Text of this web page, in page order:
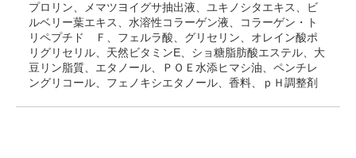
プロリン、メマツヨイグサ抽出液、ユキノシタエキス、ビ
ルベリー葉エキス、水溶性コラーゲン液、コラーゲン・ト
リペプチド Ｆ、フェルラ酸、グリセリン、オレイン酸ポ
リグリセリル、天然ビタミンE、ショ糖脂肪酸エステル、大
豆リン脂質、エタノール、ＰＯＥ水添ヒマシ油、ペンチレ
ングリコール、フェノキシエタノール、香料、ｐＨ調整剤